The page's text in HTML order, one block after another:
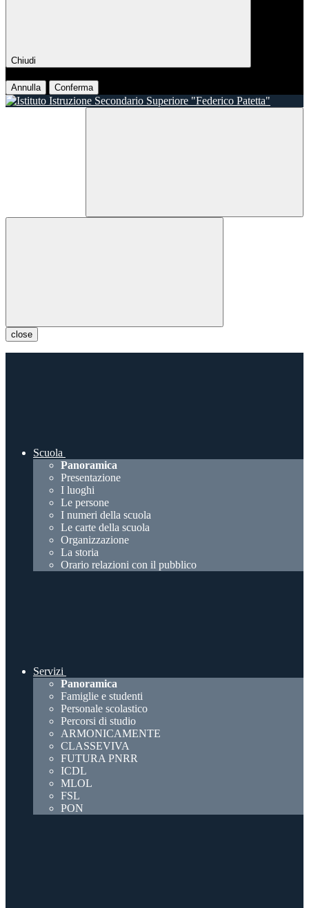
Chiudi
Annulla Conferma
close
Scuola
Panoramica
Presentazione
I luoghi
Le persone
I numeri della scuola
Le carte della scuola
Organizzazione
La storia
Orario relazioni con il pubblico
Servizi
Panoramica
Famiglie e studenti
Personale scolastico
Percorsi di studio
ARMONICAMENTE
CLASSEVIVA
FUTURA PNRR
ICDL
MLOL
FSL
PON